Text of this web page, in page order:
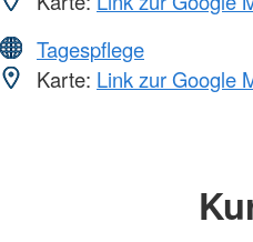
Tagespflege
Karte: Link zur Google